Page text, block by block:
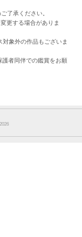
了承ください。
更する場合がありま
象外の作品もございま
者同伴での鑑賞をお願